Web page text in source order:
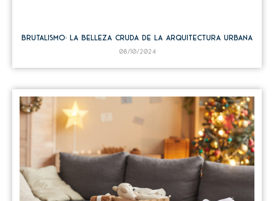
Brutalismo: La belleza cruda de la arquitectura urbana
08/10/2024